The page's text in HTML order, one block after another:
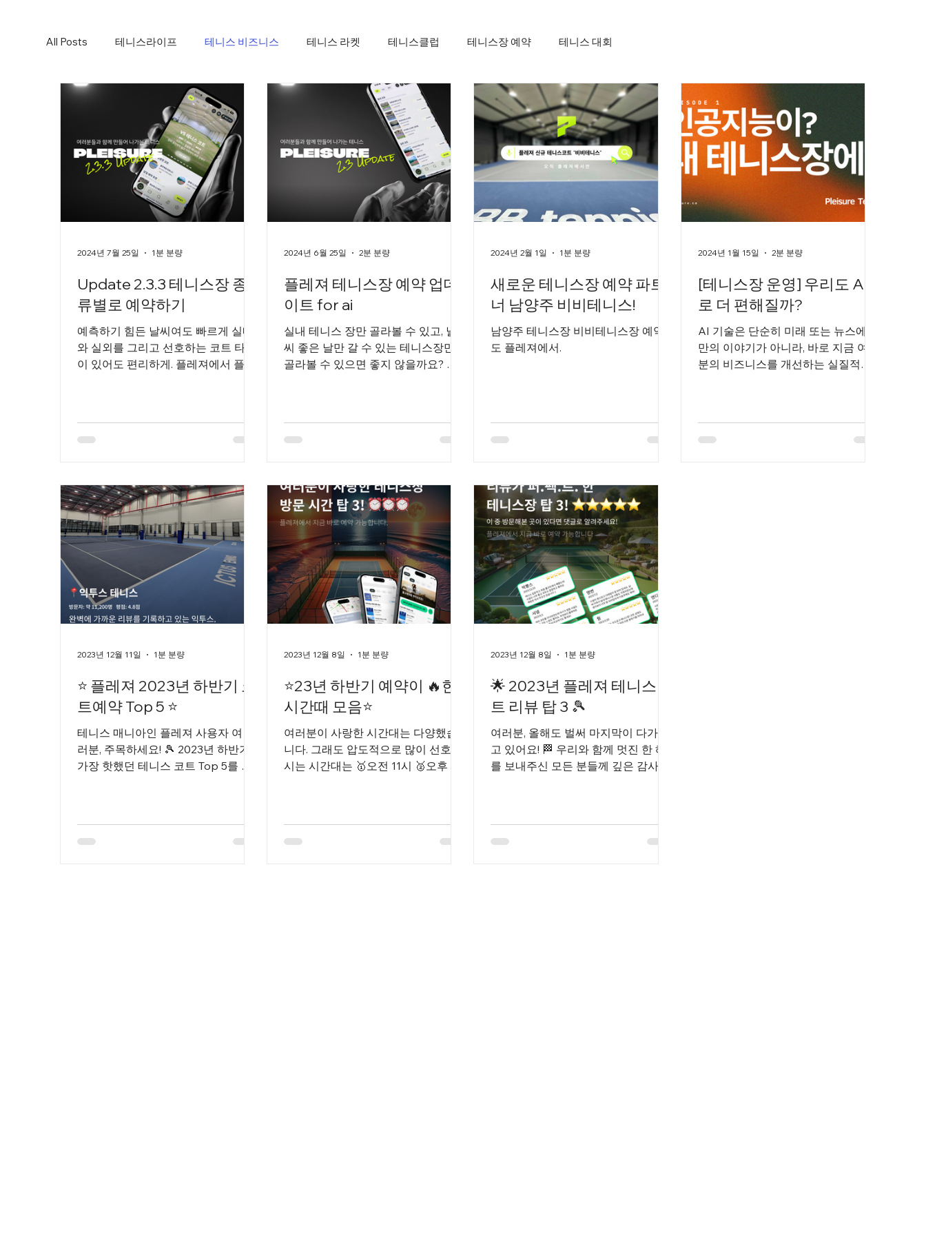
All Posts 테니스라이프 테니스 비즈니스 테니스 라켓 테니스클럽 테니스장 예약 테니스 대회
Update 2.3.3 테니스장 종
류별로 예약하기
예측하기 힘든 날씨여도 빠르게 실내
와 실외를 그리고 선호하는 코트 타입
이 있어도 편리하게. 플레져에서 플레
2024년 7월 25일 1분 분량
플레져 테니스장 예약 업데
이트 for ai
실내 테니스 장만 골라볼 수 있고, 날
씨 좋은 날만 갈 수 있는 테니스장만
골라볼 수 있으면 좋지 않을까요? 플
2024년 6월 25일 2분 분량
새로운 테니스장 예약 파트
너 남양주 비비테니스!
남양주 테니스장 비비테니스장 예약
도 플레져에서.
2024년 2월 1일 1분 분량
[테니스장 운영] 우리도 AI
로 더 편해질까?
AI 기술은 단순히 미래 또는 뉴스에서
만의 이야기가 아니라, 바로 지금 여러
분의 비즈니스를 개선하는 실질적인
2024년 1월 15일 2분 분량
⭐ 플레져 2023년 하반기 코
트예약 Top 5 ⭐
테니스 매니아인 플레져 사용자 여
러분, 주목하세요! 🎾 2023년 하반기,
가장 핫했던 테니스 코트 Top 5를 발
2023년 12월 11일 1분 분량
⭐23년 하반기 예약이 🔥한
시간때 모음⭐
여러분이 사랑한 시간대는 다양했습
니다. 그래도 압도적으로 많이 선호하
시는 시간대는 🥇오전 11시 🥈오후 10
2023년 12월 8일 1분 분량
🌟 2023년 플레져 테니스 코
트 리뷰 탑 3 🎾
여러분, 올해도 벌써 마지막이 다가오
고 있어요! 🏁 우리와 함께 멋진 한 해
를 보내주신 모든 분들께 깊은 감사를
2023년 12월 8일 1분 분량